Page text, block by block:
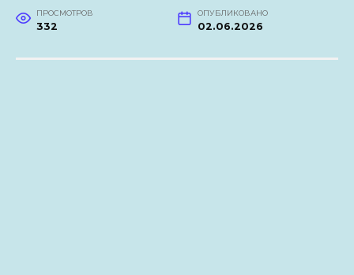
ПРОСМОТРОВ
332
ОПУБЛИКОВАНО
02.06.2026